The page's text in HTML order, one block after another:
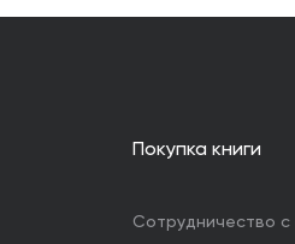
Покупка книги
Сотрудничество с